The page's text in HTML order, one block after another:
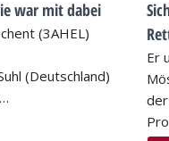
war mit dabei
(3AHEL)
(Deutschland)
Er